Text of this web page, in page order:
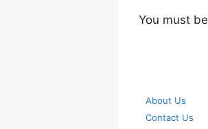
You must be
About Us
Contact Us